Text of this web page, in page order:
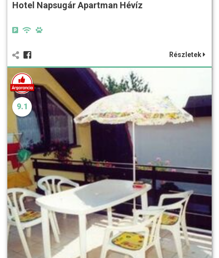
Hotel Napsugár Apartman Hévíz
Részletek
9.1